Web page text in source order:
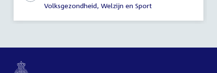
Volksgezondheid, Welzijn en Sport